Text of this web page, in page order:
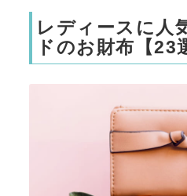
レディースに人
ドのお財布【23